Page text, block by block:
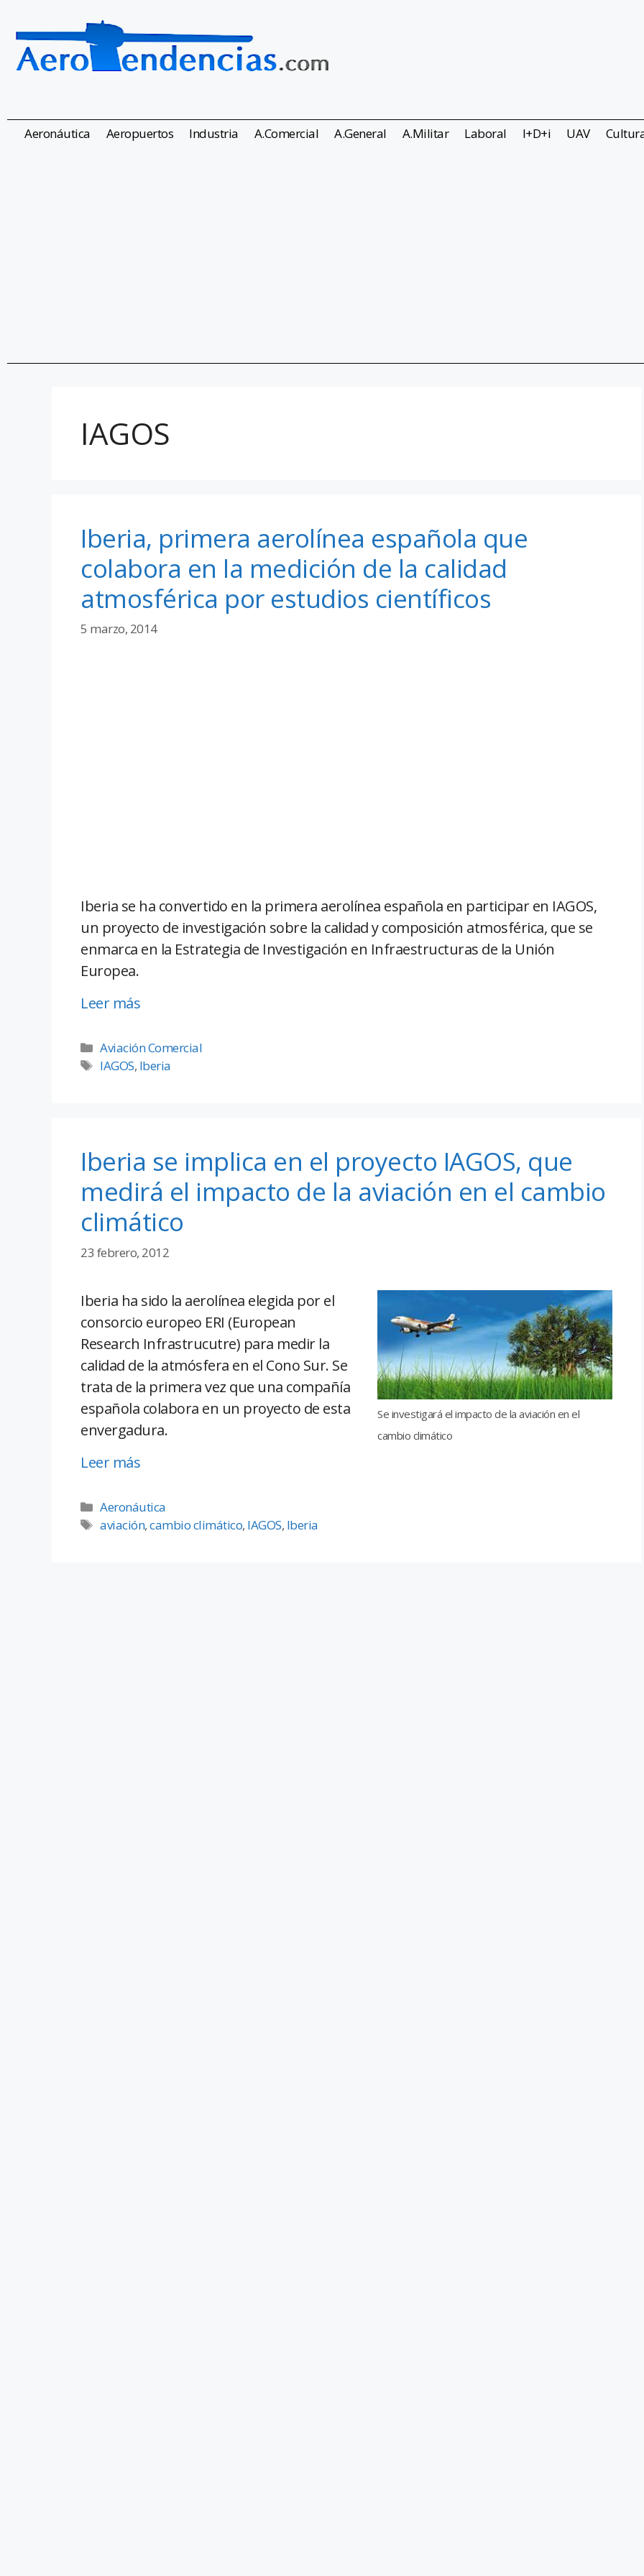
Aeronáutica Aeropuertos Industria A.Comercial A.General A.Militar Laboral I+D+i UAV
IAGOS
Iberia, primera aerolínea española que
colabora en la medición de la calidad
atmosférica por estudios científicos
5 marzo, 2014
Iberia se ha convertido en la primera aerolínea española en participar en IAGOS,
un proyecto de investigación sobre la calidad y composición atmosférica, que se
enmarca en la Estrategia de Investigación en Infraestructuras de la Unión
Europea.
Leer más
Aviación Comercial
IAGOS, Iberia
Iberia se implica en el proyecto IAGOS, que
medirá el impacto de la aviación en el cambio
climático
23 febrero, 2012
Se investigará el impacto de la aviación en el
cambio climático
Iberia ha sido la aerolínea elegida por el
consorcio europeo ERI (European
Research Infrastrucutre) para medir la
calidad de la atmósfera en el Cono Sur. Se
trata de la primera vez que una compañía
española colabora en un proyecto de esta
envergadura.
Leer más
Aeronáutica
aviación,cambio climático, IAGOS, Iberia